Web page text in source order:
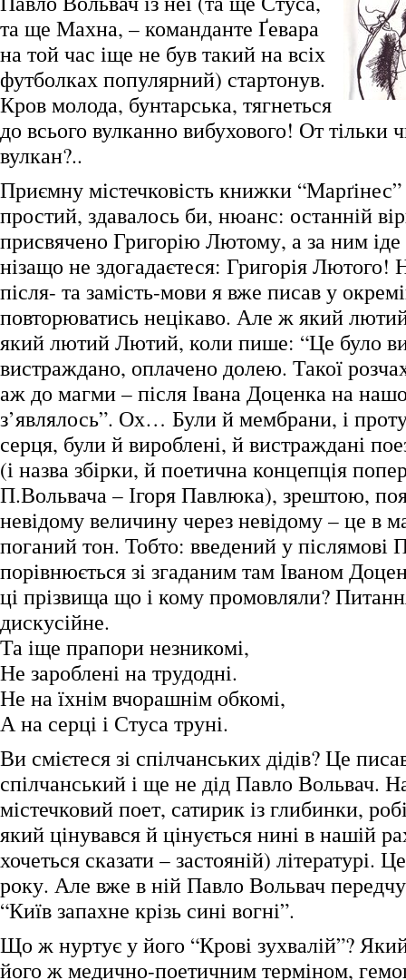
та ще Махна, – команданте Ґевара
на той час іще не був такий на всіх
футболках популярний) стартонув.
Кров молода, бунтарська, тягнеться
до всього вулканно вибухового! От тільки
вулкан?..
Приємну містечковість книжки
простий, здавалось би, нюанс: останній
присвячено Григорію Лютому, а за ним
нізащо не здогадаєтеся: Григорія Лютого!
після- та замість-мови я вже писав у
повторюватись нецікаво. Але ж який
який лютий Лютий, коли пише: “Це було
вистраждано, оплачено долею. Такої
аж до магми – після Івана Доценка на
з’являлось”. Ох… Були й мембрани, і
серця, були й вироблені, й вистраждані
(і назва збірки, й поетична концепція
П.Вольвача – Ігоря Павлюка), зрештою,
невідому величину через невідому – це в
поганий тон. Тобто: введений у післямові
порівнюється зі згаданим там Іваном
ці прізвища що і кому промовляли?
дискусійне.
Та іще прапори незникомі,
Не зароблені на трудодні.
Не на їхнім вчорашнім обкомі,
А на серці і Стуса труні.
Ви смієтеся зі спілчанських дідів? Це
спілчанський і ще не дід Павло Вольвач.
містечковий поет, сатирик із глибинки,
який цінувався й цінується нині в нашій
хочеться сказати – застояній) літературі.
року. Але вже в ній Павло Вольвач
“Київ запахне крізь сині вогні”.
Що ж нуртує у його “Крові зухвалій”?
його ж медично-поетичним терміном,